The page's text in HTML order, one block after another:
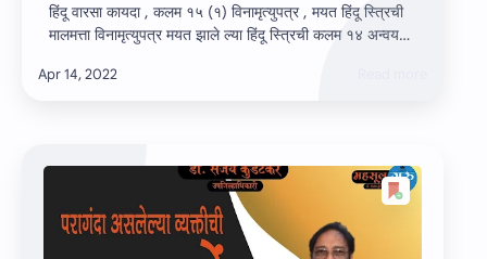
हिंदू वारसा कायदा , कलम १५ (१) विनामृत्युपत्र , मयत हिंदू स्‍त्रिची
मालमत्ता विनामृत्युपत्र मयत झाले ल्‍या हिंदू स्‍त्रिची कलम १४ अन्‍वय…